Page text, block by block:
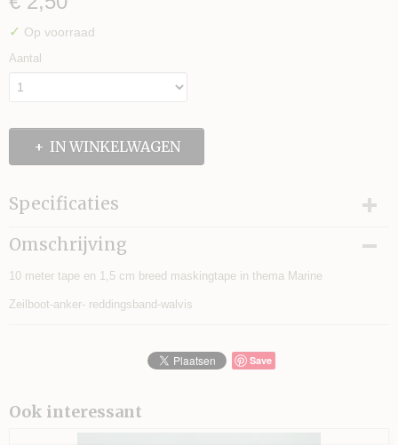
✓ Op voorraad
Aantal
IN WINKELWAGEN
Specificaties
Bruto gewicht
0,01 Kg
Omschrijving
10 meter tape en 1,5 cm breed maskingtape in thema Marine
Zeilboot-anker- reddingsband-walvis
Save
Ook interessant
TE MAKEN